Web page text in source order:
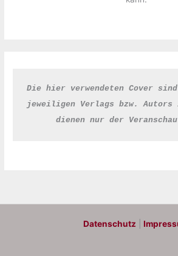
Die hier verwendeten Cover sind
jeweiligen Verlags bzw.
dienen nur der
Datenschutz